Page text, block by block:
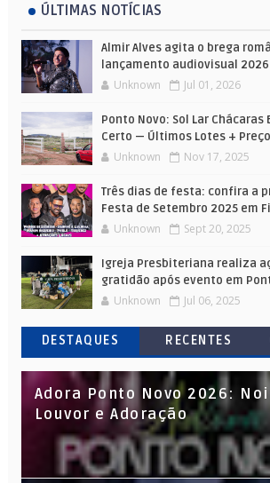
ÚLTIMAS NOTÍCIAS
Almir Alves agita o brega
lançamento audiovisual 2026
Unknown Jul 01, 2026
Ponto Novo: Sol Lar Chácaras
Certo — Últimos Lotes +
Unknown Nov 17, 2025
Três dias de festa: confira a
Festa de Setembro 2025 em
Unknown Sept 20, 2025
Igreja Presbiteriana realiza
gratidão após evento em
Unknown Jul 06, 2025
DESTAQUES RECENTES
Adora Ponto Novo 2026:
Louvor e Adoração